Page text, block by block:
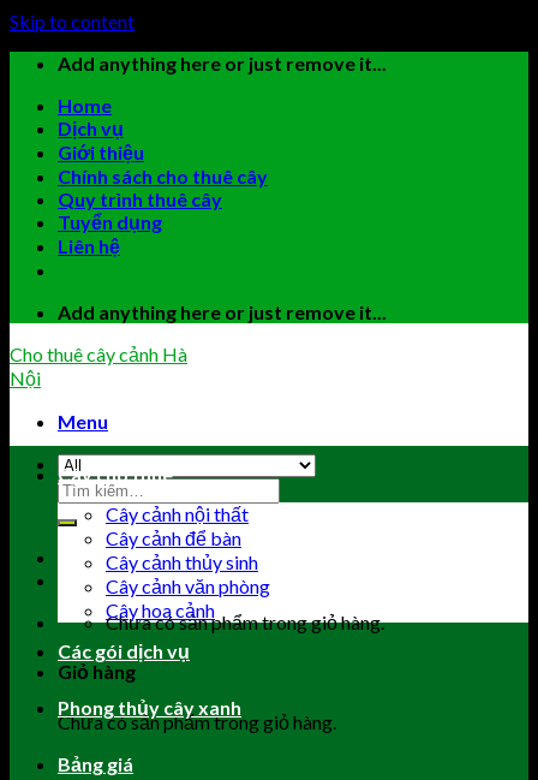
Skip to content
Add anything here or just remove it...
Home
Dịch vụ
Giới thiệu
Chính sách cho thuê cây
Quy trình thuê cây
Tuyển dụng
Liên hệ
Add anything here or just remove it...
Cho thuê cây cảnh Hà
Nội
Menu
Chưa có sản phẩm trong giỏ hàng.
Giỏ hàng
Chưa có sản phẩm trong giỏ hàng.
Cây cho thuê
Cây cảnh nội thất
Cây cảnh để bàn
Cây cảnh thủy sinh
Cây cảnh văn phòng
Cây hoa cảnh
Các gói dịch vụ
Phong thủy cây xanh
Bảng giá